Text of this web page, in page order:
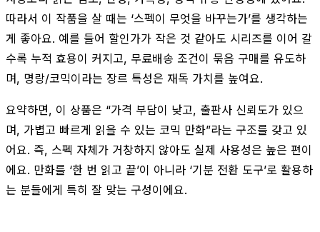
따라서 이 작품을 살 때는 ‘스펙이 무엇을 바꾸는가’를 생각하는
게 좋아요. 예를 들어 할인가가 작은 것 같아도 시리즈를 이어 갈
수록 누적 효용이 커지고, 무료배송 조건이 묶음 구매를 유도하
며, 명랑/코믹이라는 장르 특성은 재독 가치를 높여요.
요약하면, 이 상품은 “가격 부담이 낮고, 출판사 신뢰도가 있으
며, 가볍고 빠르게 읽을 수 있는 코믹 만화”라는 구조를 갖고 있
어요. 즉, 스펙 자체가 거창하지 않아도 실제 사용성은 높은 편이
에요. 만화를 ‘한 번 읽고 끝’이 아니라 ‘기분 전환 도구’로 활용하
는 분들에게 특히 잘 맞는 구성이에요.